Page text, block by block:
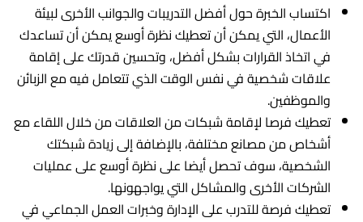
اكتساب الخبرة حول أفضل التدريبات والجوانب الأخرى لبيئة
الأعمال، التي يمكن أن تعطيك نظرة أوسع يمكن أن تساعدك
في اتخاذ القرارات بشكل أفضل، وتحسين قدرتك على إقامة
علاقات شخصية في نفس الوقت الذي تتعامل فيه مع الزبائن
والموظفين.
تعطيك فرصا لإقامة شبكات من العلاقات من خلال اللقاء مع
أشخاص من مصانع مختلفة، بالإضافة إلى زيادة شبكتك
الشخصية، سوف تحصل أيضا على نظرة أوسع على عمليات
الشركات الأخرى والمشاكل التي يواجهونها.
تعطيك فرصة للتدرب على الإدارة وخبرات العمل الجماعي في